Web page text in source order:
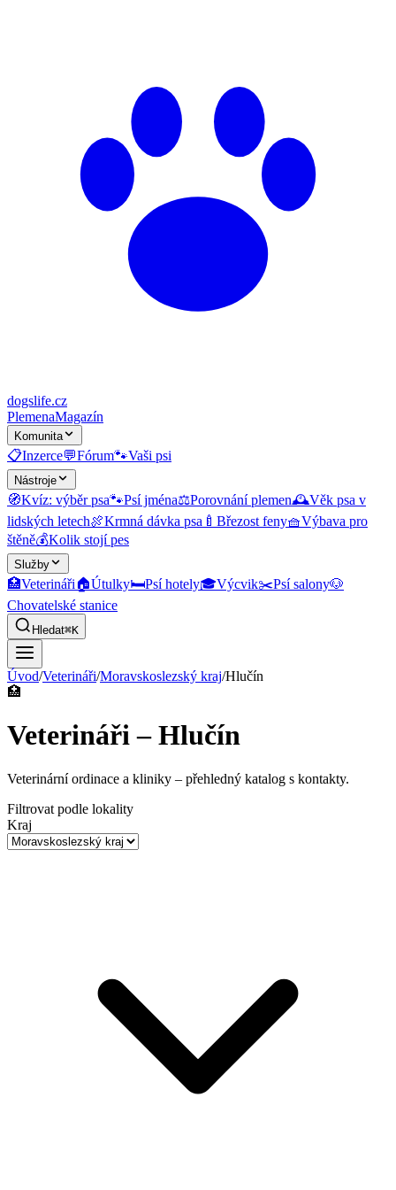
dogslife.cz
PlemenaMagazín
Komunita
📋Inzerce💬Fórum🐾Vaši psi
Nástroje
🧭Kvíz: výběr psa🐾Psí jména⚖️Porovnání plemen🕰️Věk psa v
lidských letech🍖Krmná dávka psa 🍼 Březost feny🧺Výbava pro
štěně💰Kolik stojí pes
Služby
🏥Veterináři🏠Útulky🛏️Psí hotely🎓Výcvik✂️Psí salony🐶
Chovatelské stanice
Hledat⌘K
Úvod/Veterináři/Moravskoslezský kraj/Hlučín
🏥
Veterináři – Hlučín
Veterinární ordinace a kliniky – přehledný katalog s kontakty.
Filtrovat podle lokality
Kraj